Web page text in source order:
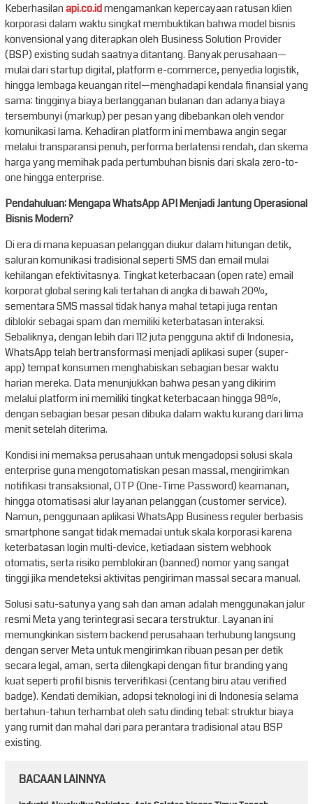
Keberhasilanapi.co.idmengamankan kepercayaan ratusan klien
korporasi dalam waktu singkat membuktikan bahwa model bisnis
konvensional yang diterapkan oleh Business Solution Provider
(BSP) existing sudah saatnya ditantang. Banyak perusahaan—
mulai dari startup digital, platform e-commerce, penyedia logistik,
hingga lembaga keuangan ritel—menghadapi kendala finansial yang
sama: tingginya biaya berlangganan bulanan dan adanya biaya
tersembunyi (markup) per pesan yang dibebankan oleh vendor
komunikasi lama. Kehadiran platform ini membawa angin segar
melalui transparansi penuh, performa berlatensi rendah, dan skema
harga yang memihak pada pertumbuhan bisnis dari skala zero-to-
one hingga enterprise.
Pendahuluan: Mengapa WhatsApp API Menjadi Jantung Operasional
Bisnis Modern?
Di era di mana kepuasan pelanggan diukur dalam hitungan detik,
saluran komunikasi tradisional seperti SMS dan email mulai
kehilangan efektivitasnya. Tingkat keterbacaan (open rate) email
korporat global sering kali tertahan di angka di bawah 20%,
sementara SMS massal tidak hanya mahal tetapi juga rentan
diblokir sebagai spam dan memiliki keterbatasan interaksi.
Sebaliknya, dengan lebih dari 112 juta pengguna aktif di Indonesia,
WhatsApp telah bertransformasi menjadi aplikasi super (super-
app) tempat konsumen menghabiskan sebagian besar waktu
harian mereka. Data menunjukkan bahwa pesan yang dikirim
melalui platform ini memiliki tingkat keterbacaan hingga 98%,
dengan sebagian besar pesan dibuka dalam waktu kurang dari lima
menit setelah diterima.
Kondisi ini memaksa perusahaan untuk mengadopsi solusi skala
enterprise guna mengotomatiskan pesan massal, mengirimkan
notifikasi transaksional, OTP (One-Time Password) keamanan,
hingga otomatisasi alur layanan pelanggan (customer service).
Namun, penggunaan aplikasi WhatsApp Business reguler berbasis
smartphone sangat tidak memadai untuk skala korporasi karena
keterbatasan login multi-device, ketiadaan sistem webhook
otomatis, serta risiko pemblokiran (banned) nomor yang sangat
tinggi jika mendeteksi aktivitas pengiriman massal secara manual.
Solusi satu-satunya yang sah dan aman adalah menggunakan jalur
resmi Meta yang terintegrasi secara terstruktur. Layanan ini
memungkinkan sistem backend perusahaan terhubung langsung
dengan server Meta untuk mengirimkan ribuan pesan per detik
secara legal, aman, serta dilengkapi dengan fitur branding yang
kuat seperti profil bisnis terverifikasi (centang biru atau verified
badge). Kendati demikian, adopsi teknologi ini di Indonesia selama
bertahun-tahun terhambat oleh satu dinding tebal: struktur biaya
yang rumit dan mahal dari para perantara tradisional atau BSP
existing.
BACAAN LAINNYA